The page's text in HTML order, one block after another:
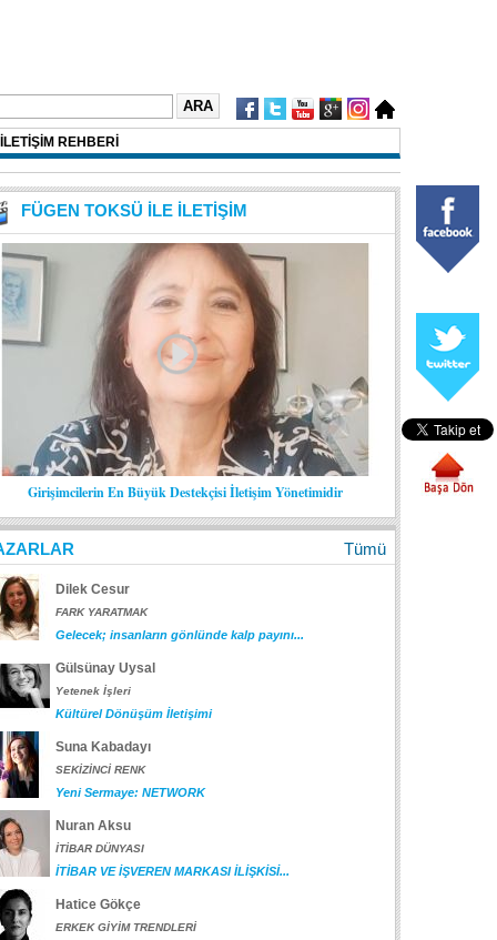
İLETİŞİM REHBERİ
FÜGEN TOKSÜ İLE İLETİŞİM
Girişimcilerin En Büyük Destekçisi İletişim Yönetimidir
Tümü
Dilek Cesur
FARK YARATMAK
Gelecek; insanların gönlünde kalp payını...
Gülsünay Uysal
Yetenek İşleri
Kültürel Dönüşüm İletişimi
Suna Kabadayı
SEKİZİNCİ RENK
Yeni Sermaye: NETWORK
Nuran Aksu
İTİBAR DÜNYASI
İTİBAR VE İŞVEREN MARKASI İLİŞKİSİ...
Hatice Gökçe
ERKEK GİYİM TRENDLERİ